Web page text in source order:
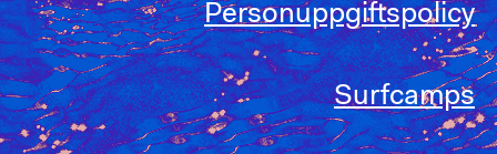
Personuppgiftspolicy
Surfcamps